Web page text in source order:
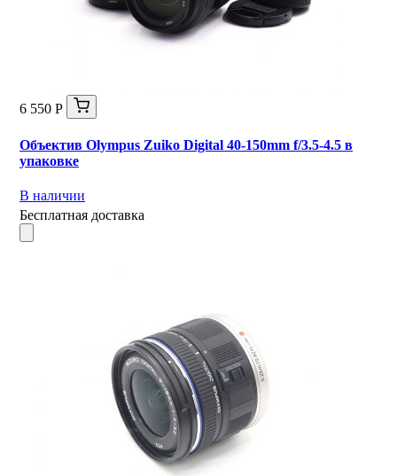
6 550 Р
Объектив Olympus Zuiko Digital 40-150mm f/3.5-4.5 в
упаковке
В наличии
Бесплатная доставка